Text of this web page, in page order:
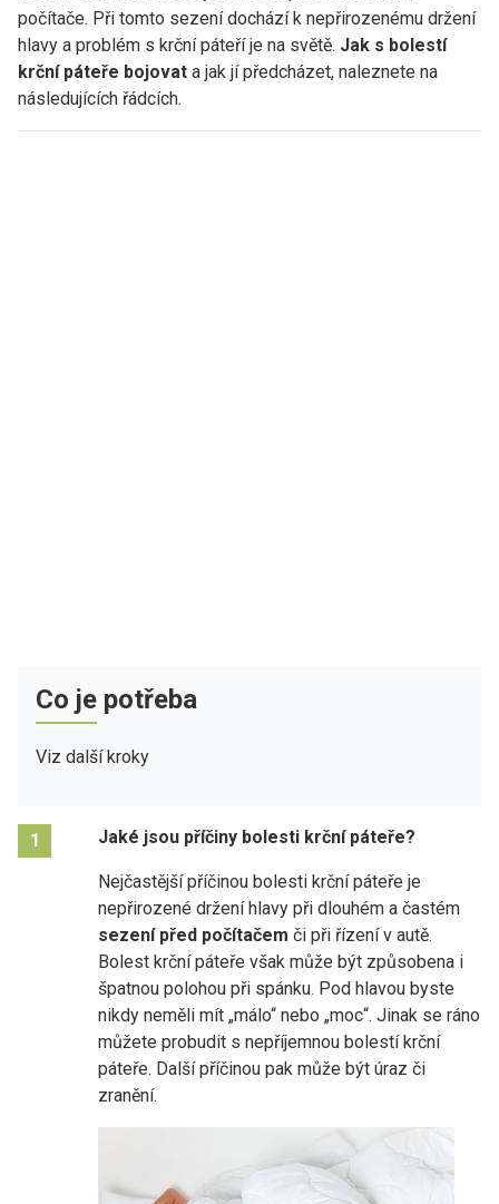
počítače. Při tomto sezení dochází k nepřirozenému držení
hlavy a problém s krční páteří je na světě. Jak s bolestí
krční páteře bojovat a jak jí předcházet, naleznete na
následujících řádcích.
Co je potřeba
Viz další kroky
1 Jaké jsou příčiny bolesti krční páteře?
Nejčastější příčinou bolesti krční páteře je
nepřirozené držení hlavy při dlouhém a častém
sezení před počítačem či při řízení v autě.
Bolest krční páteře však může být způsobena i
špatnou polohou při spánku. Pod hlavou byste
nikdy neměli mít „málo“ nebo „moc“. Jinak se ráno
můžete probudit s nepříjemnou bolestí krční
páteře. Další příčinou pak může být úraz či
zranění.